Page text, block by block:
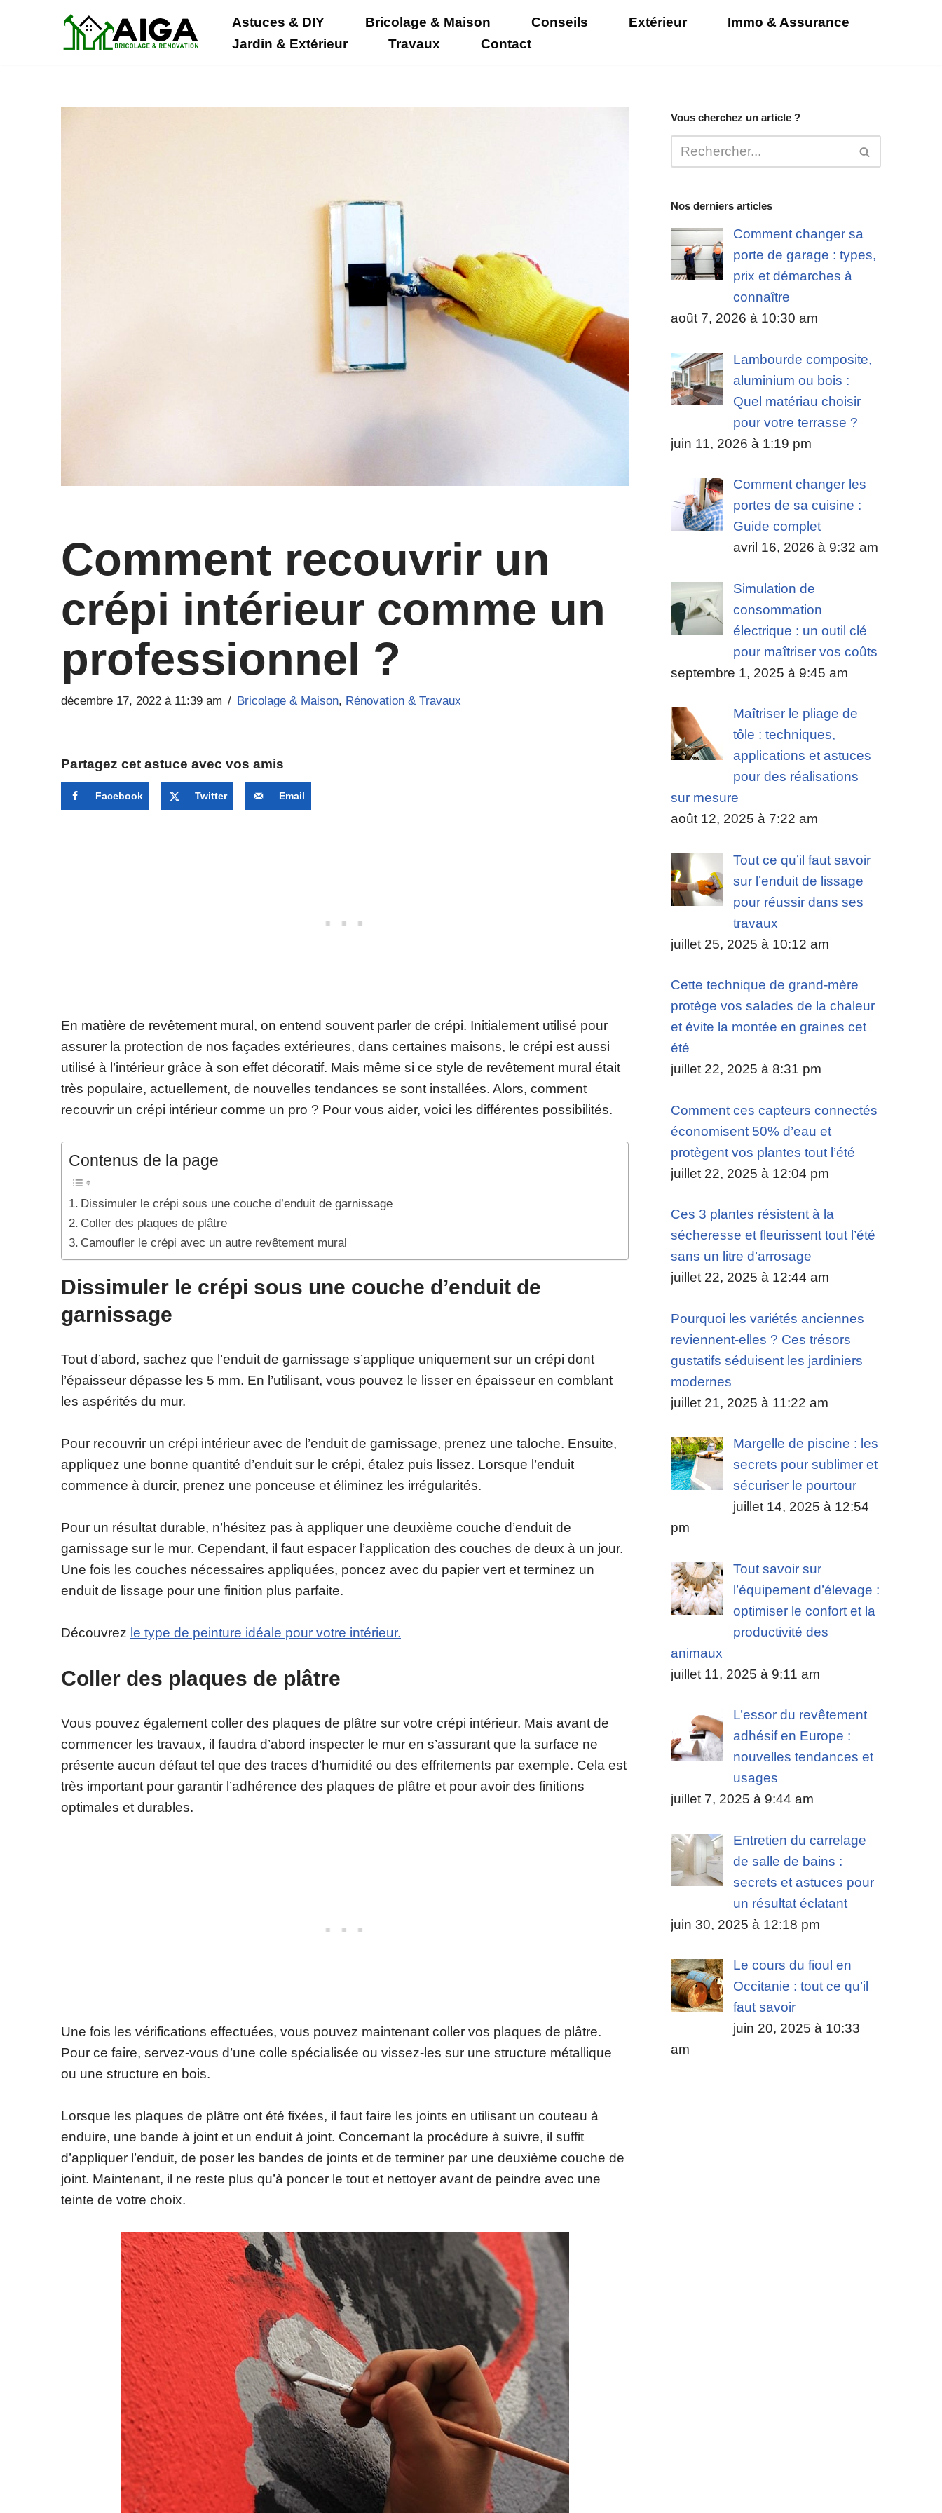
Astuces & DIY Bricolage & Maison Conseils Extérieur
Immo & Assurance
Jardin & Extérieur
Travaux Contact
Comment recouvrir un
crépi intérieur comme un
professionnel ?
décembre 17, 2022 à 11:39 am Bricolage & Maison, Rénovation & Travaux
Partagez cet astuce avec vos amis
Facebook Twitter Email
En matière de revêtement mural, on entend souvent parler de crépi. Initialement utilisé pour
assurer la protection de nos façades extérieures, dans certaines maisons, le crépi est aussi
utilisé à l’intérieur grâce à son effet décoratif. Mais même si ce style de revêtement mural était
très populaire, actuellement, de nouvelles tendances se sont installées. Alors, comment
recouvrir un crépi intérieur comme un pro ? Pour vous aider, voici les différentes possibilités.
Contenus de la page
Dissimuler le crépi sous une couche d’enduit de garnissage
Coller des plaques de plâtre
Camoufler le crépi avec un autre revêtement mural
Dissimuler le crépi sous une couche d’enduit de
garnissage
Tout d’abord, sachez que l’enduit de garnissage s’applique uniquement sur un crépi dont
l’épaisseur dépasse les 5 mm. En l’utilisant, vous pouvez le lisser en épaisseur en comblant
les aspérités du mur.
Pour recouvrir un crépi intérieur avec de l’enduit de garnissage, prenez une taloche. Ensuite,
appliquez une bonne quantité d’enduit sur le crépi, étalez puis lissez. Lorsque l’enduit
commence à durcir, prenez une ponceuse et éliminez les irrégularités.
Pour un résultat durable, n’hésitez pas à appliquer une deuxième couche d’enduit de
garnissage sur le mur. Cependant, il faut espacer l’application des couches de deux à un jour.
Une fois les couches nécessaires appliquées, poncez avec du papier vert et terminez un
enduit de lissage pour une finition plus parfaite.
Découvrez le type de peinture idéale pour votre intérieur.
Coller des plaques de plâtre
Vous pouvez également coller des plaques de plâtre sur votre crépi intérieur. Mais avant de
commencer les travaux, il faudra d’abord inspecter le mur en s’assurant que la surface ne
présente aucun défaut tel que des traces d’humidité ou des effritements par exemple. Cela est
très important pour garantir l’adhérence des plaques de plâtre et pour avoir des finitions
optimales et durables.
Une fois les vérifications effectuées, vous pouvez maintenant coller vos plaques de plâtre.
Pour ce faire, servez-vous d’une colle spécialisée ou vissez-les sur une structure métallique
ou une structure en bois.
Lorsque les plaques de plâtre ont été fixées, il faut faire les joints en utilisant un couteau à
enduire, une bande à joint et un enduit à joint. Concernant la procédure à suivre, il suffit
d’appliquer l’enduit, de poser les bandes de joints et de terminer par une deuxième couche de
joint. Maintenant, il ne reste plus qu’à poncer le tout et nettoyer avant de peindre avec une
teinte de votre choix.
Vous cherchez un article ?
Nos derniers articles
Comment changer sa
porte de garage : types,
prix et démarches à
connaître
août 7, 2026 à 10:30 am
Lambourde composite,
aluminium ou bois :
Quel matériau choisir
pour votre terrasse ?
juin 11, 2026 à 1:19 pm
Comment changer les
portes de sa cuisine :
Guide complet
avril 16, 2026 à 9:32 am
Simulation de
consommation
électrique : un outil clé
pour maîtriser vos coûts
septembre 1, 2025 à 9:45 am
Maîtriser le pliage de
tôle : techniques,
applications et astuces
pour des réalisations
sur mesure
août 12, 2025 à 7:22 am
Tout ce qu’il faut savoir
sur l’enduit de lissage
pour réussir dans ses
travaux
juillet 25, 2025 à 10:12 am
Cette technique de grand-mère
protège vos salades de la chaleur
et évite la montée en graines cet
été
juillet 22, 2025 à 8:31 pm
Comment ces capteurs connectés
économisent 50% d’eau et
protègent vos plantes tout l’été
juillet 22, 2025 à 12:04 pm
Ces 3 plantes résistent à la
sécheresse et fleurissent tout l’été
sans un litre d’arrosage
juillet 22, 2025 à 12:44 am
Pourquoi les variétés anciennes
reviennent-elles ? Ces trésors
gustatifs séduisent les jardiniers
modernes
juillet 21, 2025 à 11:22 am
Margelle de piscine : les
secrets pour sublimer et
sécuriser le pourtour
juillet 14, 2025 à 12:54
pm
Tout savoir sur
l’équipement d’élevage :
optimiser le confort et la
productivité des
animaux
juillet 11, 2025 à 9:11 am
L’essor du revêtement
adhésif en Europe :
nouvelles tendances et
usages
juillet 7, 2025 à 9:44 am
Entretien du carrelage
de salle de bains :
secrets et astuces pour
un résultat éclatant
juin 30, 2025 à 12:18 pm
Le cours du fioul en
Occitanie : tout ce qu’il
faut savoir
juin 20, 2025 à 10:33
am